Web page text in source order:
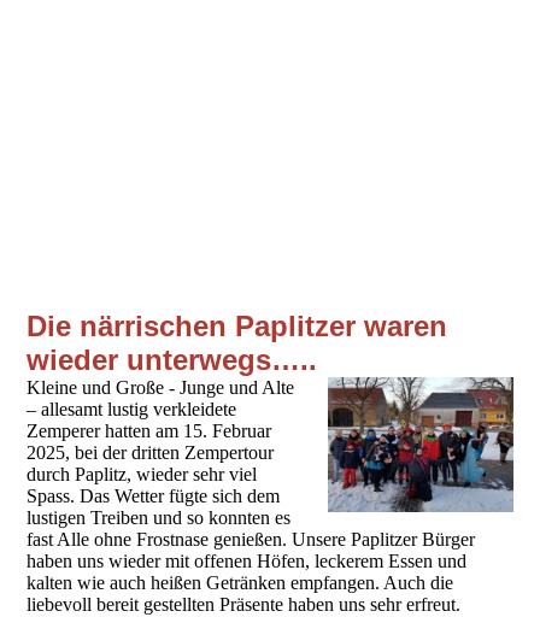
Die närrischen Paplitzer waren
wieder unterwegs…..
Kleine und Große - Junge und Alte
– allesamt lustig verkleidete
Zemperer hatten am 15. Februar
2025, bei der dritten Zempertour
durch Paplitz, wieder sehr viel
Spass. Das Wetter fügte sich dem
lustigen Treiben und so konnten es
fast Alle ohne Frostnase genießen. Unsere Paplitzer Bürger
haben uns wieder mit offenen Höfen, leckerem Essen und
kalten wie auch heißen Getränken empfangen. Auch die
liebevoll bereit gestellten Präsente haben uns sehr erfreut.